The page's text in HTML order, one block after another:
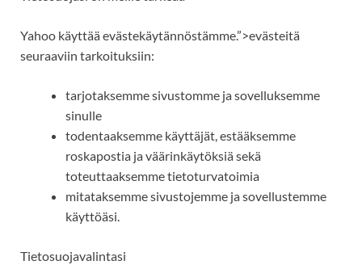
Yahoo käyttääevästekäytännöstämme.”>evästeitä
seuraaviin tarkoituksiin:
tarjotaksemme sivustomme ja sovelluksemme
sinulle
todentaaksemme käyttäjät, estääksemme
roskapostia ja väärinkäytöksiä sekä
toteuttaaksemme tietoturvatoimia
mitataksemmesivustojemme ja sovellustemme
käyttöäsi.
Tietosuojavalintasi